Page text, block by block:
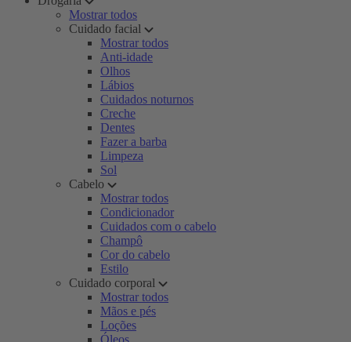
Mostrar todos
Cuidado facial
Mostrar todos
Anti-idade
Olhos
Lábios
Cuidados noturnos
Creche
Dentes
Fazer a barba
Limpeza
Sol
Cabelo
Mostrar todos
Condicionador
Cuidados com o cabelo
Champô
Cor do cabelo
Estilo
Cuidado corporal
Mostrar todos
Mãos e pés
Loções
Óleos